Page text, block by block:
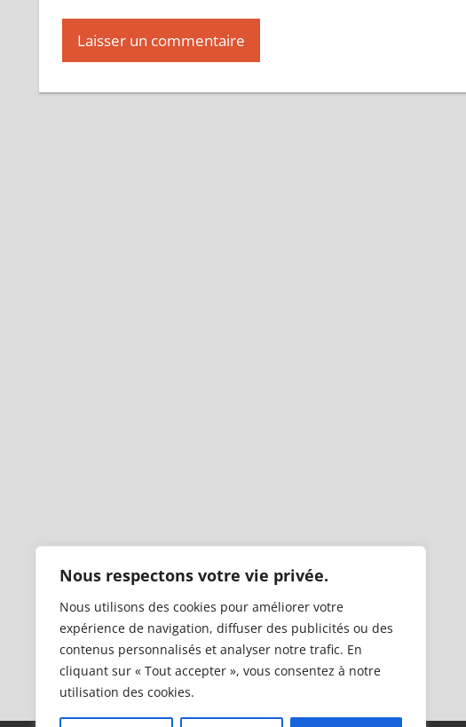
Nous respectons votre vie privée.
Nous utilisons des cookies pour améliorer votre
expérience de navigation, diffuser des publicités ou des
contenus personnalisés et analyser notre trafic. En
cliquant sur « Tout accepter », vous consentez à notre
utilisation des cookies.